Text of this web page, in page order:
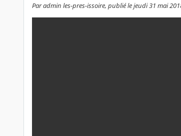
Par admin les-pres-issoire, publié le jeudi 31 mai